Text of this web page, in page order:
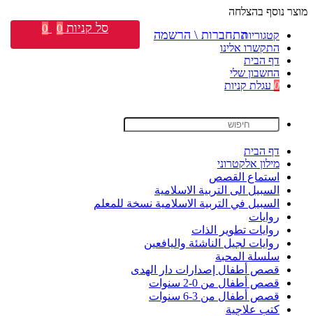
מוצר נוסף בהצלחה
קטגוריות
התקשרו אלינו
דף הבית
החשבון שלי
0 עגלת קניות
דף הבית
מילון אלקטרוני
استماع القصص
السبيل الى التربية الاسلامية
السبيل في التربية الاسلامية نسخة للمعلم
روايات
روايات تطوير الذات
روايات لجيل الناشئة واليافعين
سلسلة المحبة
قصص أطفال إصدارات دار الهدى
قصص أطفال من 0-2 سنوات
قصص أطفال من 3-6 سنوات
كتب علاجية
התחברות \ הרשמה סל קניות 0
0